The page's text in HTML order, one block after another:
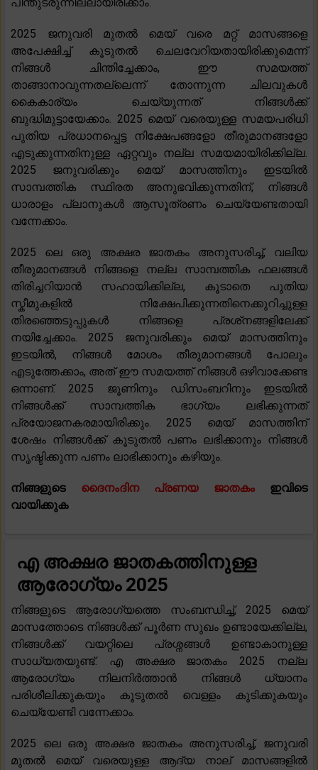
2025 ജനുവരി മുതൽ മെയ് വരെ മറ്റ് മാസങ്ങളെ
അപേക്ഷിച്ച് കൂടുതൽ ചെലവേറിയതായിരിക്കുമെന്ന്
നിങ്ങൾ ചിന്തിച്ചേക്കാം, ഈ സമയത്ത്
താങ്ങാനാവുന്നതല്ലെന്ന് തോന്നുന്ന ചിലവുകൾ
കൈകാര്യം ചെയ്യുന്നത് നിങ്ങൾക്ക്
ബുദ്ധിമുട്ടായേക്കാം. 2025 മെയ് വരെയുള്ള സമയപരിധി
പുതിയ പ്രധാനപ്പെട്ട നിക്ഷേപങ്ങളോ തീരുമാനങ്ങളോ
എടുക്കുന്നതിനുള്ള ഏറ്റവും നല്ല സമയമായിരിക്കില്ല.
2025 ജനുവരിക്കും മെയ് മാസത്തിനും ഇടയിൽ
സാമ്പത്തിക സ്ഥിരത അനുഭവിക്കുന്നതിന്, നിങ്ങൾ
ധാരാളം പ്ലാനുകൾ ആസൂത്രണം ചെയ്യേണ്ടതായി
വന്നേക്കാം.
2025 ലെ ഒരു അക്ഷര ജാതകം അനുസരിച്ച്, വലിയ
തീരുമാനങ്ങൾ നിങ്ങളെ നല്ല സാമ്പത്തിക ഫലങ്ങൾ
തിരിച്ചറിയാൻ സഹായിക്കില്ല, കൂടാതെ പുതിയ
സ്കീമുകളിൽ നിക്ഷേപിക്കുന്നതിനെക്കുറിച്ചുള്ള
തിരഞ്ഞെടുപ്പുകൾ നിങ്ങളെ പ്രശ്‌നങ്ങളിലേക്ക്
നയിച്ചേക്കാം. 2025 ജനുവരിക്കും മെയ് മാസത്തിനും
ഇടയിൽ, നിങ്ങൾ മോശം തീരുമാനങ്ങൾ പോലും
എടുത്തേക്കാം, അത് ഈ സമയത്ത് നിങ്ങൾ ഒഴിവാക്കേണ്ട
ഒന്നാണ്. 2025 ജൂണിനും ഡിസംബറിനും ഇടയിൽ
നിങ്ങൾക്ക് സാമ്പത്തിക ഭാഗ്യം ലഭിക്കുന്നത്
പ്രയോജനകരമായിരിക്കും. 2025 മെയ് മാസത്തിന്
ശേഷം നിങ്ങൾക്ക് കൂടുതൽ പണം ലഭിക്കാനും നിങ്ങൾ
സൃഷ്ടിക്കുന്ന പണം ലാഭിക്കാനും കഴിയും.
നിങ്ങളുടെ ദൈനംദിന പ്രണയ ജാതകം ഇവിടെ
വായിക്കുക
എ അക്ഷര ജാതകത്തിനുള്ള
ആരോഗ്യം 2025
നിങ്ങളുടെ ആരോഗ്യത്തെ സംബന്ധിച്ച്, 2025 മെയ്
മാസത്തോടെ നിങ്ങൾക്ക് പൂർണ സുഖം ഉണ്ടായേക്കില്ല,
നിങ്ങൾക്ക് വയറ്റിലെ പ്രശ്നങ്ങൾ ഉണ്ടാകാനുള്ള
സാധ്യതയുണ്ട്. എ അക്ഷര ജാതകം 2025 നല്ല
ആരോഗ്യം നിലനിർത്താൻ നിങ്ങൾ ധ്യാനം
പരിശീലിക്കുകയും കൂടുതൽ വെള്ളം കുടിക്കുകയും
ചെയ്യേണ്ടി വന്നേക്കാം.
2025 ലെ ഒരു അക്ഷര ജാതകം അനുസരിച്ച്, ജനുവരി
മുതൽ മെയ് വരെയുള്ള ആദ്യ നാല് മാസങ്ങളിൽ